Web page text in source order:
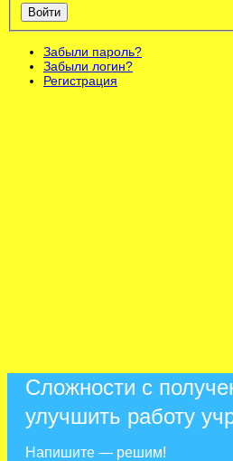
Войти
Забыли пароль?
Забыли логин?
Регистрация
Сложности с
улучшить работу
Напишите — решим!